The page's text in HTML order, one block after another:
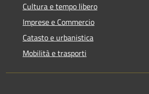
Cultura e tempo libero
Imprese e Commercio
Catasto e urbanistica
Mobilità e trasporti